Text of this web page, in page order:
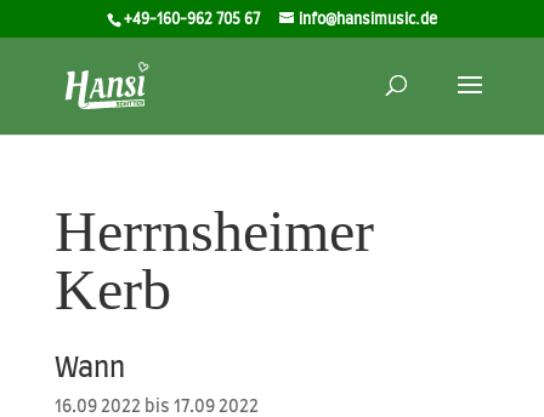
+49-160-962 705 67 info@hansimusic.de
Herrnsheimer
Kerb
Wann
16.09 2022 bis 17.09 2022